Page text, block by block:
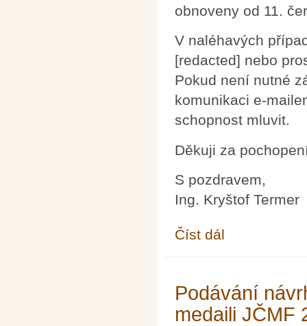
obnoveny od 11.
V naléhavých
[redacted] nebo
Pokud není nutné
komunikaci e-
schopnost mluvit.
Děkuji za
S pozdravem,
Ing. Kryštof Termer
Číst dál
Podávání
medaili JČMF